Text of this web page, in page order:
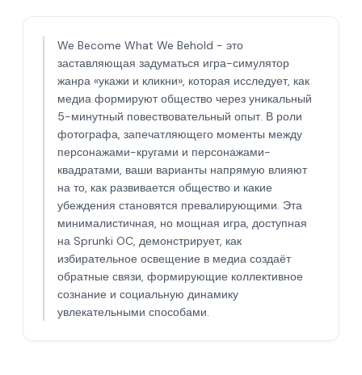
We Become What We Behold - это
заставляющая задуматься игра-симулятор
жанра «укажи и кликни», которая исследует, как
медиа формируют общество через уникальный
5-минутный повествовательный опыт. В роли
фотографа, запечатляющего моменты между
персонажами-кругами и персонажами-
квадратами, ваши варианты напрямую влияют
на то, как развивается общество и какие
убеждения становятся превалирующими. Эта
минималистичная, но мощная игра, доступная
на Sprunki OC, демонстрирует, как
избирательное освещение в медиа создаёт
обратные связи, формирующие коллективное
сознание и социальную динамику
увлекательными способами.